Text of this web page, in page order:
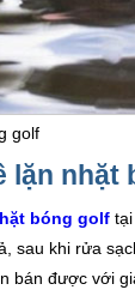
golf
lặn nhặt
bóng golf
sau khi rửa
bán được với